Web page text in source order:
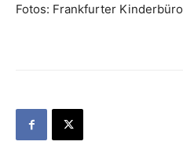
Fotos: Frankfurter Kinderbüro